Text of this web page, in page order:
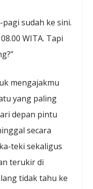
sudah ke sini.
WITA. Tapi
mengajakmu
yang paling
depan pintu
secara
teki sekaligus
terukir di
tidak tahu ke